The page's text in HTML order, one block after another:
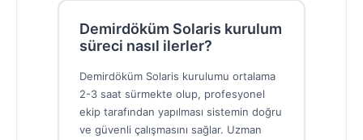
Demirdöküm Solaris kurulum
süreci nasıl ilerler?
Demirdöküm Solaris kurulumu ortalama
2-3 saat sürmekte olup, profesyonel
ekip tarafından yapılması sistemin doğru
ve güvenli çalışmasını sağlar. Uzman